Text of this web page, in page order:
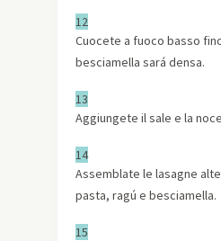
12
Cuocete a fuoco basso
besciamella sará densa.
13
Aggiungete il sale e la
14
Assemblate le lasagne
pasta, ragú e besciamella.
15